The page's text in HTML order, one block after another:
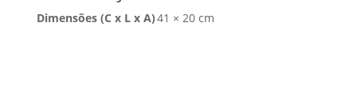
Dimensões (C x L x A)41 × 20 cm